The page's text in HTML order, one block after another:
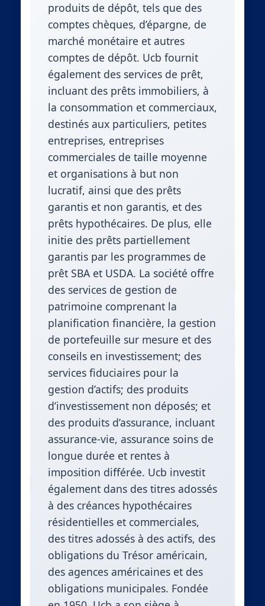
produits de dépôt, tels que des
comptes chèques, d’épargne, de
marché monétaire et autres
comptes de dépôt. Ucb fournit
également des services de prêt,
incluant des prêts immobiliers, à
la consommation et commerciaux,
destinés aux particuliers, petites
entreprises, entreprises
commerciales de taille moyenne
et organisations à but non
lucratif, ainsi que des prêts
garantis et non garantis, et des
prêts hypothécaires. De plus, elle
initie des prêts partiellement
garantis par les programmes de
prêt SBA et USDA. La société offre
des services de gestion de
patrimoine comprenant la
planification financière, la gestion
de portefeuille sur mesure et des
conseils en investissement; des
services fiduciaires pour la
gestion d’actifs; des produits
d’investissement non déposés; et
des produits d’assurance, incluant
assurance-vie, assurance soins de
longue durée et rentes à
imposition différée. Ucb investit
également dans des titres adossés
à des créances hypothécaires
résidentielles et commerciales,
des titres adossés à des actifs, des
obligations du Trésor américain,
des agences américaines et des
obligations municipales. Fondée